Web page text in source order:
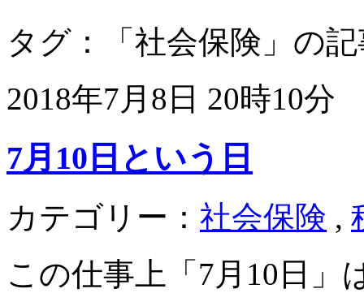
タグ：「社会保険」の
2018年7月8日 20時10分
7月10日という日
カテゴリー： 社会保険 ,
この仕事上「7月10日」